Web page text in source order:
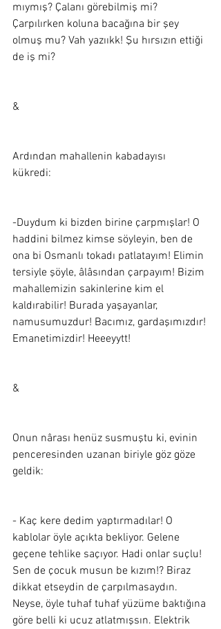
mıymış? Çalanı görebilmiş mi?
Çarpılırken koluna bacağına bir şey
olmuş mu? Vah yazııkk! Şu hırsızın ettiği
de iş mi?
&
Ardından mahallenin kabadayısı
kükredi:
-Duydum ki bizden birine çarpmışlar! O
haddini bilmez kimse söyleyin, ben de
ona bi Osmanlı tokadı patlatayım! Elimin
tersiyle şöyle, âlâsından çarpayım! Bizim
mahallemizin sakinlerine kim el
kaldırabilir! Burada yaşayanlar,
namusumuzdur! Bacımız, gardaşımızdır!
Emanetimizdir! Heeeyytt!
&
Onun nârası henüz susmuştu ki, evinin
penceresinden uzanan biriyle göz göze
geldik:
- Kaç kere dedim yaptırmadılar! O
kablolar öyle açıkta bekliyor. Gelene
geçene tehlike saçıyor. Hadi onlar suçlu!
Sen de çocuk musun be kızım!? Biraz
dikkat etseydin de çarpılmasaydın.
Neyse, öyle tuhaf tuhaf yüzüme baktığına
göre belli ki ucuz atlatmışsın. Elektrik